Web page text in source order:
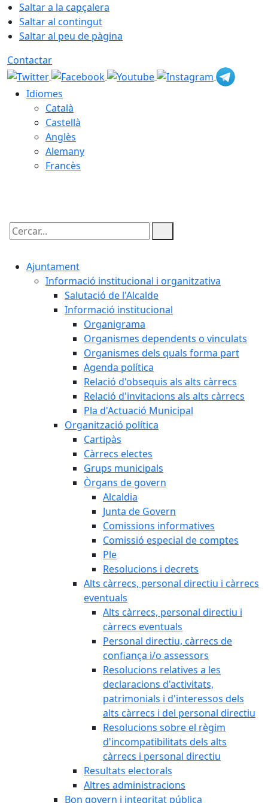
Saltar a la capçalera
Saltar al contingut
Saltar al peu de pàgina
Contactar
Idiomes
Català
Castellà
Anglès
Alemany
Francès
Cercar:
Ajuntament
Informació institucional i organitzativa
Salutació de l'Alcalde
Informació institucional
Organigrama
Organismes dependents o vinculats
Organismes dels quals forma part
Agenda política
Relació d'obsequis als alts càrrecs
Relació d'invitacions als alts càrrecs
Pla d'Actuació Municipal
Organització política
Cartipàs
Càrrecs electes
Grups municipals
Òrgans de govern
Alcaldia
Junta de Govern
Comissions informatives
Comissió especial de comptes
Ple
Resolucions i decrets
Alts càrrecs, personal directiu i càrrecs
eventuals
Alts càrrecs, personal directiu i
càrrecs eventuals
Personal directiu, càrrecs de
confiança i/o assessors
Resolucions relatives a les
declaracions d'activitats,
patrimonials i d'interessos dels
alts càrrecs i del personal directiu
Resolucions sobre el règim
d'incompatibilitats dels alts
càrrecs i personal directiu
Resultats electorals
Altres administracions
Bon govern i integritat pública